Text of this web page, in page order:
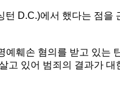
턴 D.C.)에서 했다는 점을
예훼손 혐의를 받고 있는
고 있어 범죄의 결과가 대